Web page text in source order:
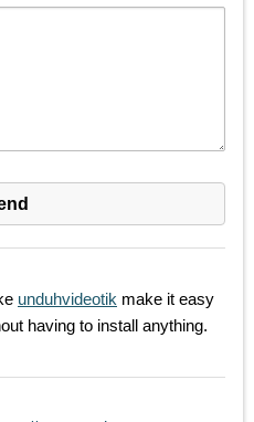
unduhvideotik make it easy
having to install anything.